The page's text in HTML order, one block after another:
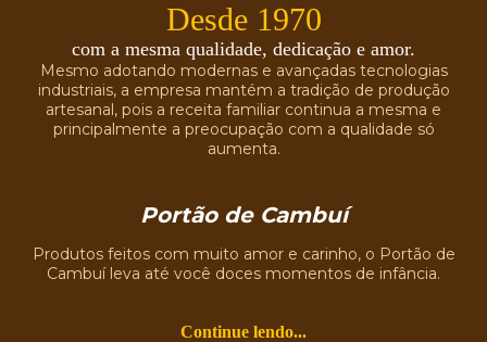
Desde 1970
com a mesma qualidade, dedicação e amor.
Mesmo adotando modernas e avançadas tecnologias
industriais, a empresa mantém a tradição de produção
artesanal, pois a receita familiar continua a mesma e
principalmente a preocupação com a qualidade só
aumenta.
Portão de Cambuí
Produtos feitos com muito amor e carinho, o Portão de
Cambuí leva até você doces momentos de infância.
Continue lendo...